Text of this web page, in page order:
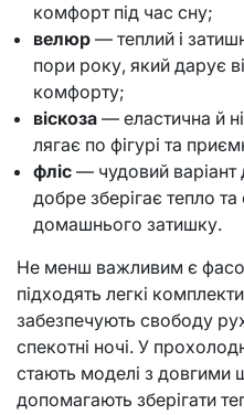
комфорт під час сну;
велюр — теплий і
пори року, який дарує
комфорту;
віскоза — еластична й
лягає по фігурі та
фліс — чудовий
добре зберігає тепло
домашнього затишку.
Не менш важливим є
підходять легкі
забезпечують свободу
спекотні ночі. У
стають моделі з довгими
допомагають зберігати